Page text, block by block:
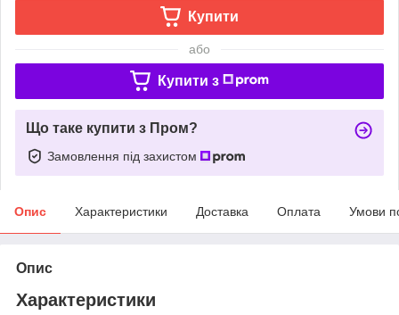
Купити
або
Купити з
Що таке купити з Пром?
Замовлення під захистом
Опис Характеристики Доставка Оплата Умови
Опис
Характеристики